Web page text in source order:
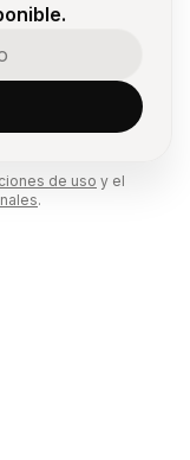
de uso y el
.